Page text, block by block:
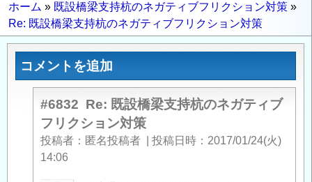
移
動
パ
ン
く
ホーム
既設橋梁支持杭のネガティブフリクション対策
Re: 既設橋梁支持杭のネガティブフリクション対策
コメントを追加
#6832 Re: 既設橋梁支持杭のネガティブ
フリクション対策
投稿者 匿名投稿者 投稿日時
2017/01/24(火)
14:06